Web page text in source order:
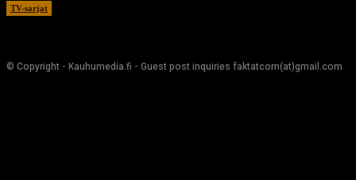
TV-sarjat
© Copyright - Kauhumedia.fi - Guest post inquiries faktatcom(at)gmail.com